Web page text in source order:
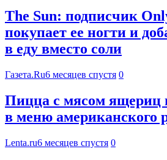
The Sun: подписчик
покупает ее ногти и
в еду вместо соли
Газета.Ru6 месяцев спустя 0
Пицца с мясом ящериц
в меню американского
Lenta.ru6 месяцев спустя 0